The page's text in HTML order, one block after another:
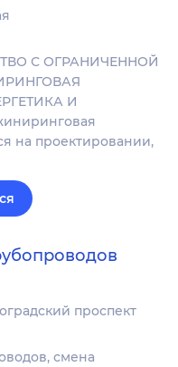
С ОГРАНИЧЕННОЙ
И
на проектировании,
проспект
смена